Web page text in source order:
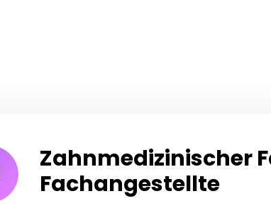
Zahnmedizinischer
Fachangestellte